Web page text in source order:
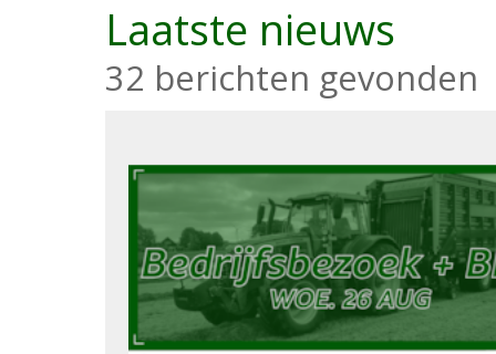
Laatste nieuws
32 berichten gevonden